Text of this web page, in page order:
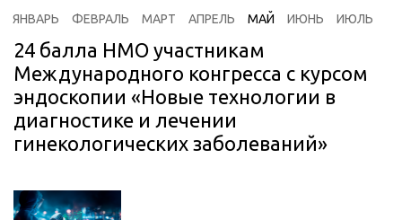
ЯНВАРЬ ФЕВРАЛЬ МАРТ АПРЕЛЬ МАЙ ИЮНЬ ИЮЛЬ
24 балла НМО участникам
Международного конгресса с курсом
эндоскопии «Новые технологии в
диагностике и лечении
гинекологических заболеваний»